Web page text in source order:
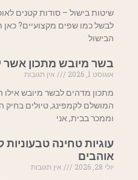
שיטות בישול – סודות קטנים
לבשל כמו שפים מקצועיים?
הבישול
בשר מיובש מתכון אשר
אוגוסט 1, 2026
אין תגובות
מתכון מדהים לבשר מיובש אילו
המושלם לקמפינג, טיולים בחיק
וממכר בבית, אני
עוגיות טחינה
אוהבים
יולי 28, 2026
אין תגובות